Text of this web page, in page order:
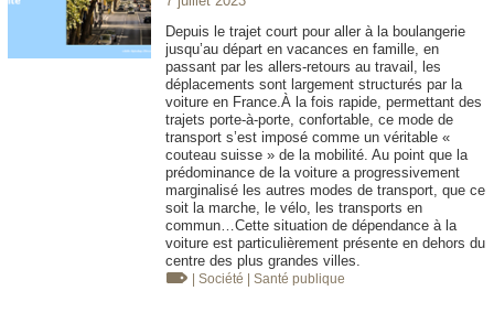
Depuis le trajet court pour aller à la boulangerie
jusqu’au départ en vacances en famille, en
passant par les allers-retours au travail, les
déplacements sont largement structurés par la
voiture en France.À la fois rapide, permettant des
trajets porte-à-porte, confortable, ce mode de
transport s’est imposé comme un véritable «
couteau suisse » de la mobilité. Au point que la
prédominance de la voiture a progressivement
marginalisé les autres modes de transport, que ce
soit la marche, le vélo, les transports en
commun…Cette situation de dépendance à la
voiture est particulièrement présente en dehors du
centre des plus grandes villes.
| Société | Santé publique